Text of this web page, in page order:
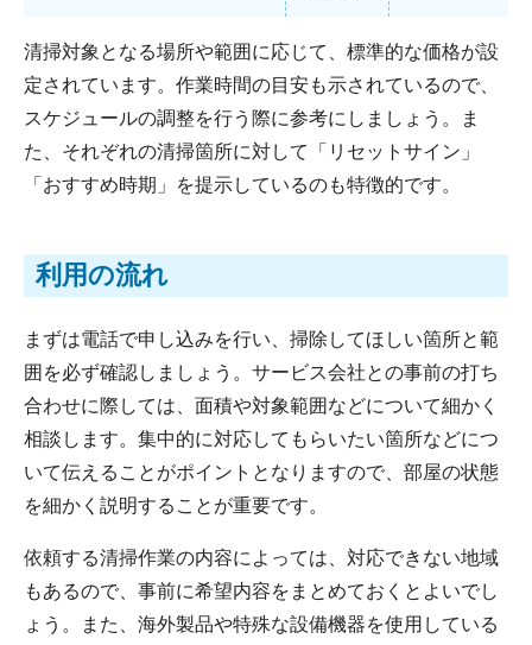
清掃対象となる場所や範囲に応じて、標準的な価格が設
定されています。作業時間の目安も示されているので、
スケジュールの調整を行う際に参考にしましょう。ま
た、それぞれの清掃箇所に対して「リセットサイン」
「おすすめ時期」を提示しているのも特徴的です。
利用の流れ
まずは電話で申し込みを行い、掃除してほしい箇所と範
囲を必ず確認しましょう。サービス会社との事前の打ち
合わせに際しては、面積や対象範囲などについて細かく
相談します。集中的に対応してもらいたい箇所などにつ
いて伝えることがポイントとなりますので、部屋の状態
を細かく説明することが重要です。
依頼する清掃作業の内容によっては、対応できない地域
もあるので、事前に希望内容をまとめておくとよいでし
ょう。また、海外製品や特殊な設備機器を使用している